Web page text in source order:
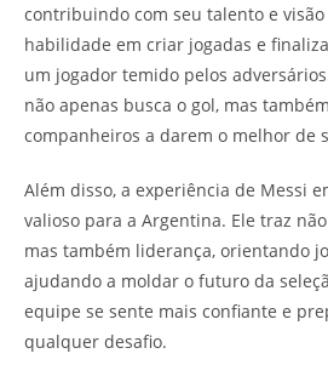
contribuindo com seu talento e visão
habilidade em criar jogadas e
um jogador temido pelos
não apenas busca o gol, mas
companheiros a darem o melhor de
Além disso, a experiência de Messi
valioso para a Argentina. Ele traz
mas também liderança, orientando
ajudando a moldar o futuro da
equipe se sente mais confiante e
qualquer desafio.